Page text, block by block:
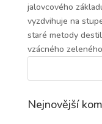
jalovcového
vyzdvihuje na
staré metody
vzácného
Nejnovější